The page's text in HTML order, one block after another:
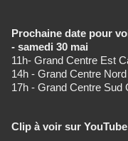
Prochaine date pour
- samedi 30 mai
11h- Grand Centre Est
14h - Grand Centre
17h - Grand Centre Sud
Clip à voir sur YouTube